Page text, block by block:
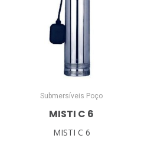
Submersíveis Poço
MISTI C 6
MISTI C 6